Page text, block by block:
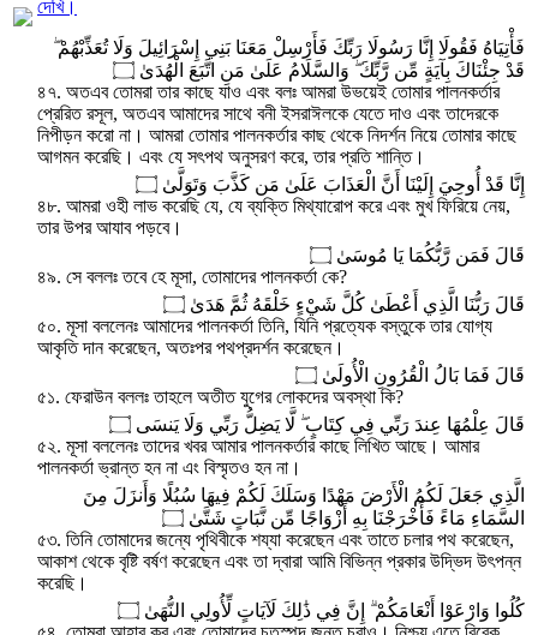
দেখি।
فَأْتِيَاهُ فَقُولَا إِنَّا رَسُولَا رَبِّكَ فَأَرْسِلْ مَعَنَا بَنِي إِسْرَائِيلَ وَلَا تُعَذِّبْهُمْ ۖ
قَدْ جِئْنَاكَ بِآيَةٍ مِّن رَّبِّكَ ۖ وَالسَّلَامُ عَلَىٰ مَنِ اتَّبَعَ الْهُدَىٰ ۝
৪৭. অতএব তোমরা তার কাছে যাও এবং বলঃ আমরা উভয়েই তোমার পালনকর্তার
প্রেরিত রসূল, অতএব আমাদের সাথে বনী ইসরাঈলকে যেতে দাও এবং তাদেরকে
নিপীড়ন করো না। আমরা তোমার পালনকর্তার কাছ থেকে নিদর্শন নিয়ে তোমার কাছে
আগমন করেছি। এবং যে সৎপথ অনুসরণ করে, তার প্রতি শান্তি।
إِنَّا قَدْ أُوحِيَ إِلَيْنَا أَنَّ الْعَذَابَ عَلَىٰ مَن كَذَّبَ وَتَوَلَّىٰ ۝
৪৮. আমরা ওহী লাভ করেছি যে, যে ব্যক্তি মিথ্যারোপ করে এবং মুখ ফিরিয়ে নেয়,
তার উপর আযাব পড়বে।
قَالَ فَمَن رَّبُّكُمَا يَا مُوسَىٰ ۝
৪৯. সে বললঃ তবে হে মূসা, তোমাদের পালনকর্তা কে?
قَالَ رَبُّنَا الَّذِي أَعْطَىٰ كُلَّ شَيْءٍ خَلْقَهُ ثُمَّ هَدَىٰ ۝
৫০. মূসা বললেনঃ আমাদের পালনকর্তা তিনি, যিনি প্রত্যেক বস্তুকে তার যোগ্য
আকৃতি দান করেছেন, অতঃপর পথপ্রদর্শন করেছেন।
قَالَ فَمَا بَالُ الْقُرُونِ الْأُولَىٰ ۝
৫১. ফেরাউন বললঃ তাহলে অতীত যুগের লোকদের অবস্থা কি?
قَالَ عِلْمُهَا عِندَ رَبِّي فِي كِتَابٍ ۖ لَّا يَضِلُّ رَبِّي وَلَا يَنسَى ۝
৫২. মূসা বললেনঃ তাদের খবর আমার পালনকর্তার কাছে লিখিত আছে। আমার
পালনকর্তা ভ্রান্ত হন না এং বিস্মৃতও হন না।
الَّذِي جَعَلَ لَكُمُ الْأَرْضَ مَهْدًا وَسَلَكَ لَكُمْ فِيهَا سُبُلًا وَأَنزَلَ مِنَ
السَّمَاءِ مَاءً فَأَخْرَجْنَا بِهِ أَزْوَاجًا مِّن نَّبَاتٍ شَتَّىٰ ۝
৫৩. তিনি তোমাদের জন্যে পৃথিবীকে শয্যা করেছেন এবং তাতে চলার পথ করেছেন,
আকাশ থেকে বৃষ্টি বর্ষণ করেছেন এবং তা দ্বারা আমি বিভিন্ন প্রকার উদ্ভিদ উৎপন্ন
করেছি।
كُلُوا وَارْعَوْا أَنْعَامَكُمْ ۗ إِنَّ فِي ذَٰلِكَ لَآيَاتٍ لِّأُولِي النُّهَىٰ ۝